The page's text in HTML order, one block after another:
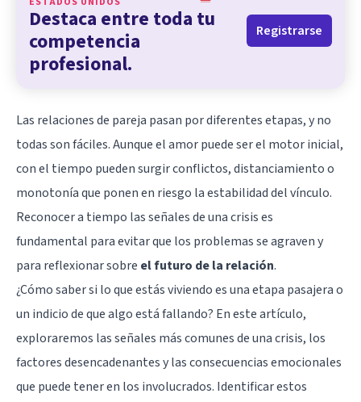
Destaca entre toda tu
competencia
profesional.
Registrarse
Las relaciones de pareja pasan por diferentes etapas, y no
todas son fáciles. Aunque el amor puede ser el motor inicial,
con el tiempo pueden surgir conflictos, distanciamiento o
monotonía que ponen en riesgo la estabilidad del vínculo.
Reconocer a tiempo las señales de una crisis es
fundamental para evitar que los problemas se agraven y
para reflexionar sobre el futuro de la relación.
¿Cómo saber si lo que estás viviendo es una etapa pasajera o
un indicio de que algo está fallando? En este artículo,
exploraremos las señales más comunes de una crisis, los
factores desencadenantes y las consecuencias emocionales
que puede tener en los involucrados. Identificar estos